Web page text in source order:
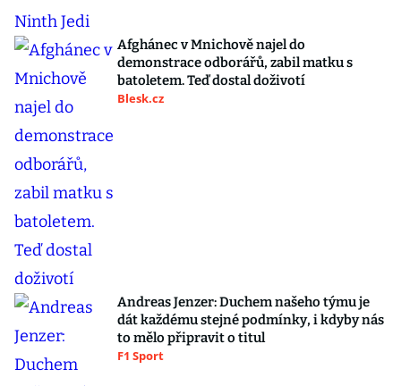
Afghánec v Mnichově najel do
demonstrace odborářů, zabil matku s
batoletem. Teď dostal doživotí
Blesk.cz
Andreas Jenzer: Duchem našeho týmu je
dát každému stejné podmínky, i kdyby nás
to mělo připravit o titul
F1 Sport